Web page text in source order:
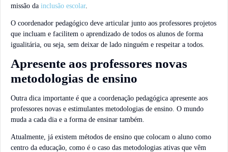
missão da inclusão escolar.
O coordenador pedagógico deve articular junto aos professores projetos
que incluam e facilitem o aprendizado de todos os alunos de forma
igualitária, ou seja, sem deixar de lado ninguém e respeitar a todos.
Apresente aos professores novas
metodologias de ensino
Outra dica importante é que a coordenação pedagógica apresente aos
professores novas e estimulantes metodologias de ensino. O mundo
muda a cada dia e a forma de ensinar também.
Atualmente, já existem métodos de ensino que colocam o aluno como
centro da educação, como é o caso das metodologias ativas que vêm